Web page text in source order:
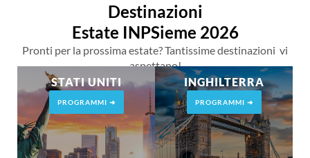
Destinazioni
Estate INPSieme 2026
Pronti per la prossima estate? Tantissime destinazioni vi
aspettano!
STATI UNITI
PROGRAMMI ➜
INGHILTERRA
PROGRAMMI ➜